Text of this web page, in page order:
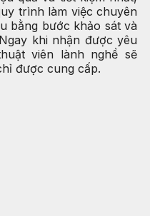
trình làm việc chuyên
bằng bước khảo sát và
khi nhận được yêu
viên lành nghề sẽ
được cung cấp.